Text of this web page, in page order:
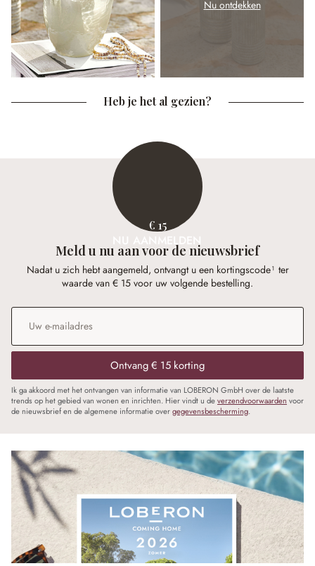
Nu ontdekken
Heb je het al gezien?
€ 15
NU AANMELDEN
Meld u nu aan voor de nieuwsbrief
Nadat u zich hebt aangemeld, ontvangt u een kortingscode¹ ter
waarde van € 15 voor uw volgende bestelling.
E-mailadres*
Ontvang € 15 korting
Ik ga akkoord met het ontvangen van informatie van LOBERON GmbH over de laatste
trends op het gebied van wonen en inrichten. Hier vindt u deverzendvoorwaarden voor
de nieuwsbrief en de algemene informatie overgegevensbescherming.